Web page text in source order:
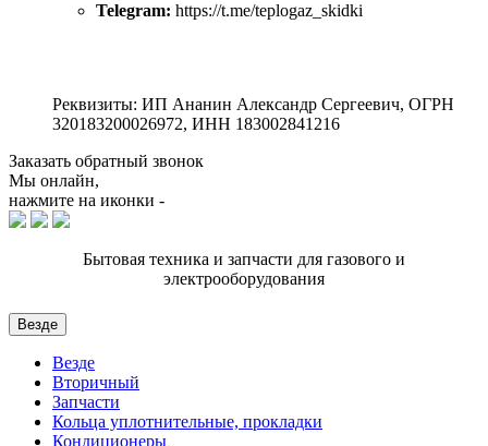
Telegram: https://t.me/teplogaz_skidki
Реквизиты: ИП Ананин Александр Сергеевич, ОГРН
320183200026972, ИНН 183002841216
Заказать обратный звонок
Мы онлайн,
нажмите на иконки -
Бытовая техника и запчасти для газового и
электрооборудования
Везде
Везде
Вторичный
Запчасти
Кольца уплотнительные, прокладки
Кондиционеры